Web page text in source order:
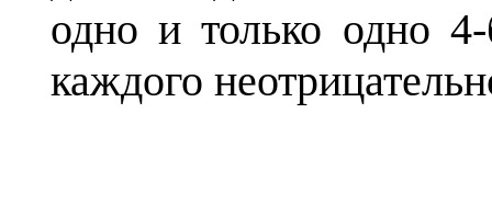
одно и только одно 4-
каждого